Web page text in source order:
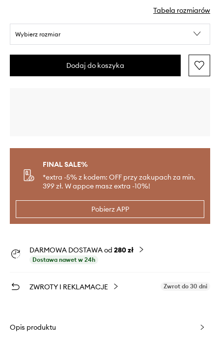
Tabela rozmiarów
Wybierz rozmiar
Dodaj do koszyka
FINAL SALE%
*extra -5% z kodem: OFF przy zakupach za min.
399 zł. W appce masz extra -10%!
Pobierz APP
DARMOWA DOSTAWA od 280 zł
Dostawa nawet w 24h
ZWROTY I REKLAMACJE Zwrot do 30 dni
Opis produktu